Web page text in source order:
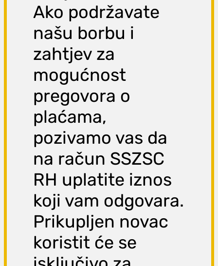
Ako podržavate
našu borbu i
zahtjev za
mogućnost
pregovora o
plaćama,
pozivamo vas da
na račun SSZSC
RH uplatite iznos
koji vam odgovara.
Prikupljen novac
koristit će se